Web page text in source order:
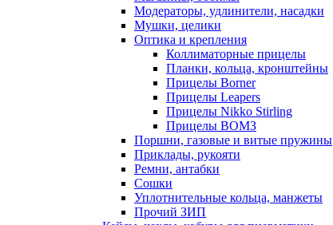
Модераторы, удлинители, насадки
Мушки, целики
Оптика и крепления
Коллиматорные прицелы
Планки, кольца, кронштейны
Прицелы Borner
Прицелы Leapers
Прицелы Nikko Stirling
Прицелы ВОМЗ
Поршни, газовые и витые пружины
Приклады, рукояти
Ремни, антабки
Сошки
Уплотнительные кольца, манжеты
Прочий ЗИП